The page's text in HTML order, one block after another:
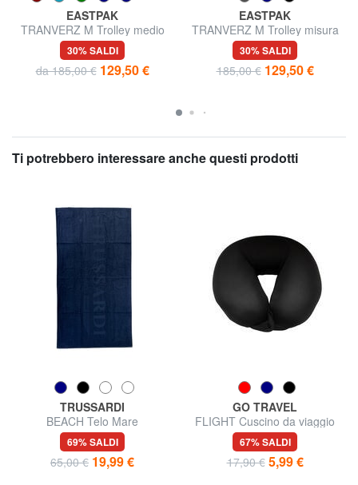
EASTPAK
TRANVERZ M Trolley medio
30% SALDI
da 185,00 € 129,50 €
EASTPAK
TRANVERZ M Trolley misura
media
30% SALDI
185,00 € 129,50 €
Ti potrebbero interessare anche questi prodotti
TRUSSARDI
BEACH Telo Mare
69% SALDI
65,00 € 19,99 €
GO TRAVEL
FLIGHT Cuscino da viaggio
67% SALDI
17,90 € 5,99 €